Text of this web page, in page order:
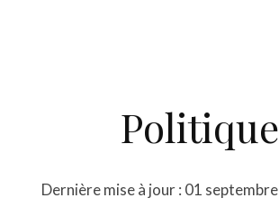
Dernière mise à jour : 01